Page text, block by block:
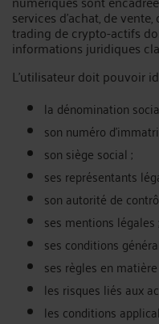
services d’achat, de
trading de crypto-actifs
informations juridiques
L’utilisateur doit pouvoir
la dénomination
son numéro
son siège social ;
ses représentants
son autorité de
ses mentions légales ;
ses conditions
ses règles en
les risques liés aux
les conditions